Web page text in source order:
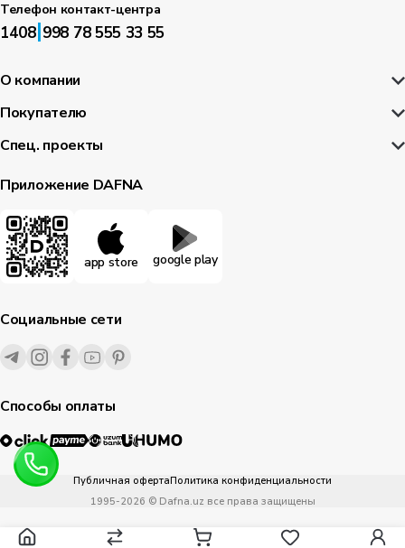
Телефон контакт-центра
1408|998 78 555 33 55
О компании
Покупателю
Спец. проекты
Приложение DAFNA
app store google play
Социальные сети
Способы оплаты
1995-2026 © Dafna.uz все права защищены
Публичная офертаПолитика конфиденциальности